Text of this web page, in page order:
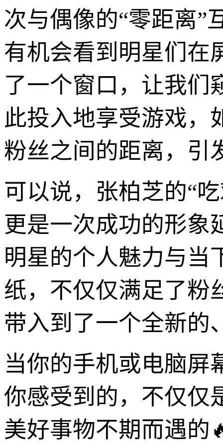
次与偶像的“零距离”
有机会看到明星们在
了一个窗口，让我们
此投入地享受游戏，
粉丝之间的距离，引
可以说，张柏芝的“
更是一次成功的形象
明星的个人魅力与当
纸，不仅仅满足了粉
带入到了一个全新的
当你的手机或电脑屏
你感受到的，不仅仅
美好事物不期而遇的